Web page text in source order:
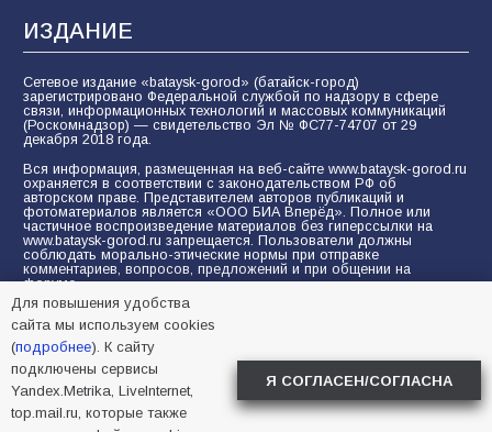
ИЗДАНИЕ
Сетевое издание «bataysk-gorod» (батайск-город)
зарегистрировано Федеральной службой по надзору в сфере
связи, информационных технологий и массовых коммуникаций
(Роскомнадзор) — свидетельство Эл № ФС77-74707 от 29
декабря 2018 года.
Вся информация, размещенная на веб-сайте www.bataysk-gorod.ru
охраняется в соответствии с законодательством РФ об
авторском праве. Представителем авторов публикаций и
фотоматериалов является «ООО БИА Вперёд». Полное или
частичное воспроизведение материалов без гиперссылки на
www.bataysk-gorod.ru запрещается. Пользователи должны
соблюдать морально-этические нормы при отправке
комментариев, вопросов, предложений и при общении на
форуме.
Политика конфиденциальности и защиты информации
Согласие на обработку персональных данных с помощью
сервисов Yandex.Metrika, LiveInternet, top.mail.ru
© 2005-2026 БИА «ВПЕРЕД»
Для повышения удобства
сайта мы используем cookies
(подробнее). К сайту
подключены сервисы
Yandex.Metrika, LiveInternet,
top.mail.ru, которые также
Я СОГЛАСЕН/СОГЛАСНА